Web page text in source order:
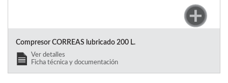
Compresor CORREAS lubricado 200 L.
Ver detalles
Ficha técnica y documentación